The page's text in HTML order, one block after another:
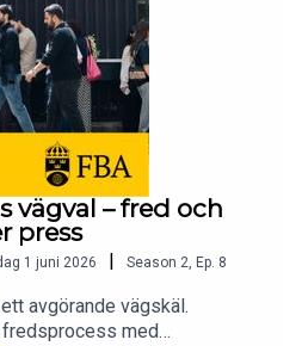
vägval – fred och
press
1 juni 2026 Season 2, Ep. 8
avgörande vägskäl.
med